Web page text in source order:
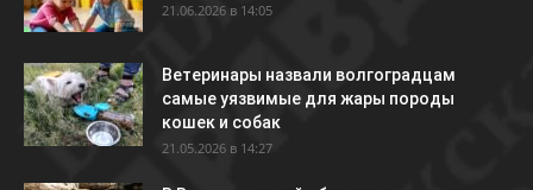
21.06.2026 в 14:05
Ветеринары назвали волгоградцам
самые уязвимые для жары породы
кошек и собак
21.05.2026 в 14:27